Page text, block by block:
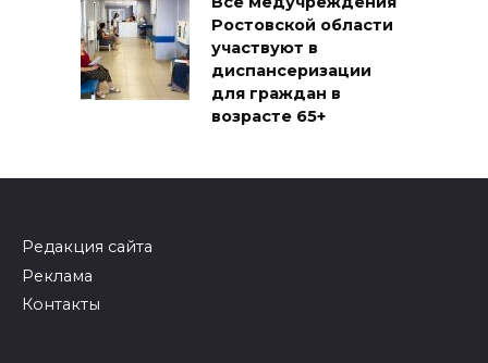
Ростовской области
участвуют в
диспансеризации
для граждан в
возрасте 65+
Редакция сайта
Реклама
Контакты